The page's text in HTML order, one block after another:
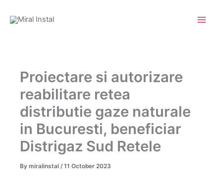
Proiectare si autorizare
reabilitare retea
distributie gaze naturale
in Bucuresti, beneficiar
Distrigaz Sud Retele
By miralinstal /11 October 2023